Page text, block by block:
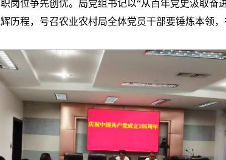
岗位争先创优。局党组书记以“从百年党史汲取奋
历程，号召农业农村局全体党员干部要锤炼本领